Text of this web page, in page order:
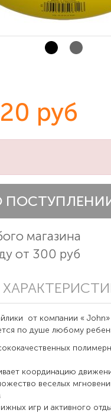
руб
магазина
от 300 руб
от компании «
по душе любому
координацию
веселых
игр и активного